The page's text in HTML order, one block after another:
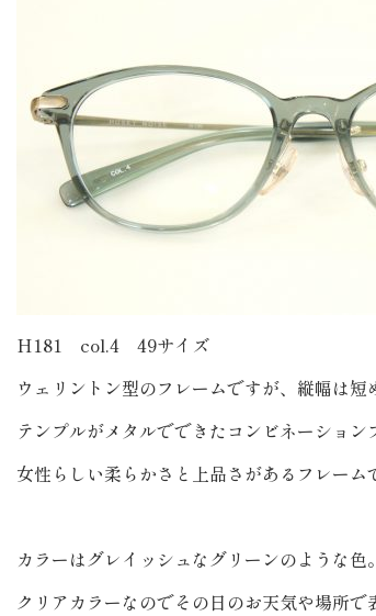
H181 col.4 49サイズ
ウェリントン型のフレームですが、縦幅は短
テンプルがメタルでできたコンビネーション
女性らしい柔らかさと上品さがあるフレーム
カラーはグレイッシュなグリーンのような色。
クリアカラーなのでその日のお天気や場所で